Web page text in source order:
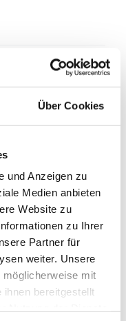
Über Cookies
und Anzeigen zu
Medien anbieten
Website zu
zu Ihrer
Partner für
weiter. Unsere
mit
bereitgestellt
Leistungen, eine
einen Vor-Ort-
an. Frei nach
nicht und ehrlich